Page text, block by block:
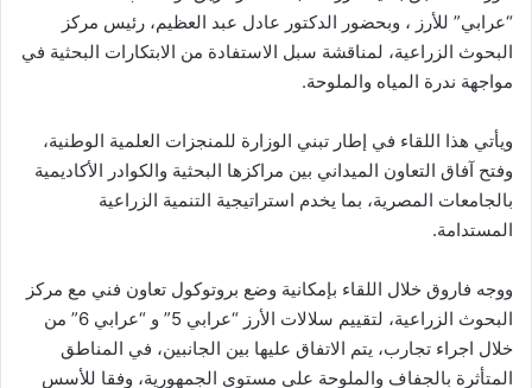
“عرابي” للأرز ، وبحضور الدكتور عادل عبد العظيم، رئيس مركز
البحوث الزراعية، لمناقشة سبل الاستفادة من الابتكارات البحثية في
مواجهة ندرة المياه والملوحة.
ويأتي هذا اللقاء في إطار تبني الوزارة للمنجزات العلمية الوطنية،
وفتح آفاق التعاون الميداني بين مراكزها البحثية والكوادر الأكاديمية
بالجامعات المصرية، بما يخدم استراتيجية التنمية الزراعية
المستدامة.
ووجه فاروق خلال اللقاء بإمكانية وضع بروتوكول تعاون فني مع مركز
البحوث الزراعية، لتقييم سلالات الأرز “عرابي 5” و “عرابي 6” من
خلال اجراء تجارب، يتم الاتفاق عليها بين الجانبين، في المناطق
المتأثرة بالجفاف والملوحة على مستوى الجمهورية، وفقا للأسس